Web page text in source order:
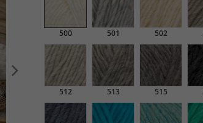
500 501 502
512 513 515